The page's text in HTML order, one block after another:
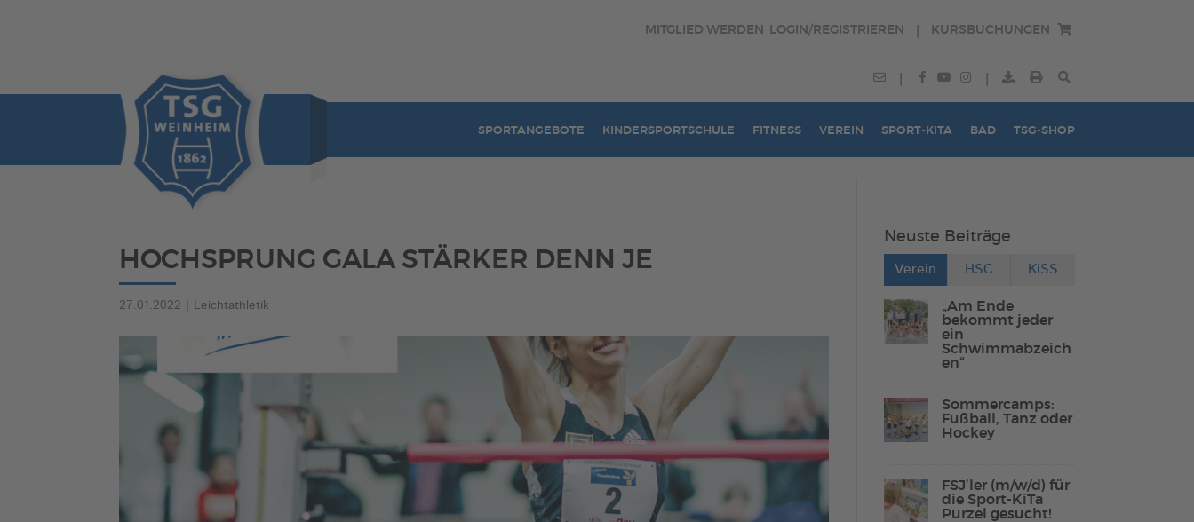
MITGLIED WERDEN LOGIN/REGISTRIEREN KURSBUCHUNGEN
SPORTANGEBOTE
Behindertensport
GymAbo
Junge-Muttis
Reha-Sport
KINDERSPORTSCHULE FITNESS VEREIN SPORT-KITA BAD TSG-SHOP
HOCHSPRUNG GALA STÄRKER DENN JE
27.01.2022 Leichtathletik
Neuste Beiträge
Verein HSC KiSS
„Am Ende
bekommt jeder
ein
Schwimmabzeich
en“
Sommercamps:
Fußball, Tanz oder
Hockey
FSJ’ler (m/w/d) für
die Sport-KiTa
Purzel gesucht!